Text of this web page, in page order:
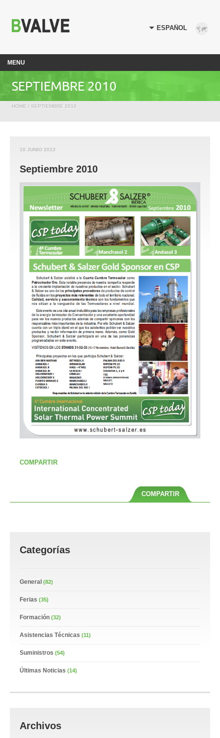
MENU
SEPTIEMBRE 2010
HOME / SEPTIEMBRE 2010
10 JUNIO 2013
Septiembre 2010
COMPARTIR
COMPARTIR
Categorías
General (82)
Ferias (35)
Formación (32)
Asistencias Técnicas (11)
Suministros (54)
Últimas Noticias (14)
Archivos